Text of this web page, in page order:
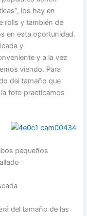
los hay en
rolls y también de
en esta oportunidad.
y
y a la vez
viendo. Para
del tamaño que
foto practicamos
pequeños
del tamaño de las